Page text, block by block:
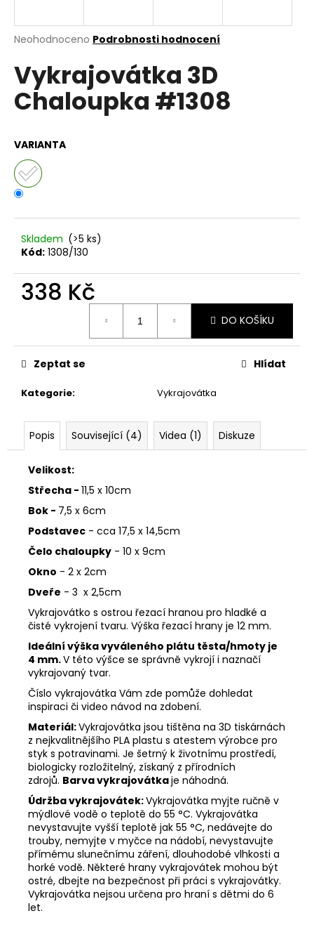
Průměrné
produktu
je
0,0
z
Neohodnoceno Podrobnosti hodnocení
Vykrajovátka 3D
Chaloupka #1308
VARIANTA
Skladem (>5 ks)
Kód: 1308/130
338 Kč
DO KOŠÍKU
Kategorie: Vykrajovátka
Zeptat se Hlídat
Popis Související (4) Videa (1) Diskuze
Velikost:
Střecha - 11,5 x 10cm
Bok - 7,5 x 6cm
Podstavec - cca 17,5 x 14,5cm
Čelo chaloupky - 10 x 9cm
Okno - 2 x 2cm
Dveře - 3 x 2,5cm
Vykrajovátko s ostrou řezací hranou pro hladké a
čisté vykrojení tvaru. Výška řezací hrany je 12 mm.
Ideální výška vyváleného plátu těsta/hmoty je
4 mm.V této výšce se správně vykrojí i naznačí
vykrajovaný tvar.
Číslo vykrajovátka Vám zde pomůže dohledat
inspiraci či video návod na zdobení.
Materiál:Vykrajovátka jsou tištěna na 3D tiskárnách
z nejkvalitnějšího PLA plastu s atestem výrobce pro
styk s potravinami. Je šetrný k životnímu prostředí,
biologicky rozložitelný, získaný z přírodních
zdrojů. Barva vykrajovátkaje náhodná.
Údržba vykrajovátek:Vykrajovátka myjte ručně v
mýdlové vodě o teplotě do 55 °C. Vykrajovátka
nevystavujte vyšší teplotě jak 55 °C, nedávejte do
trouby, nemyjte v myčce na nádobí, nevystavujte
přímému slunečnímu záření, dlouhodobé vlhkosti a
horké vodě. Některé hrany vykrajovátek mohou být
ostré, dbejte na bezpečnost při práci s vykrajovátky.
Vykrajovátka nejsou určena pro hraní s dětmi do 6
let.
j
t
?
D
o
p
o
u
j
e
e
VYKRAJOVÁTKA
CHRISTMAS
#423
49